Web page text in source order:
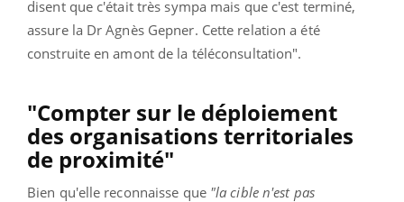
disent que c'était très sympa mais que c'est terminé,
assure la Dr Agnès Gepner. Cette relation a été
construite en amont de la téléconsultation".
"Compter sur le déploiement
des organisations territoriales
de proximité"
Bien qu'elle reconnaisse que "la cible n'est pas